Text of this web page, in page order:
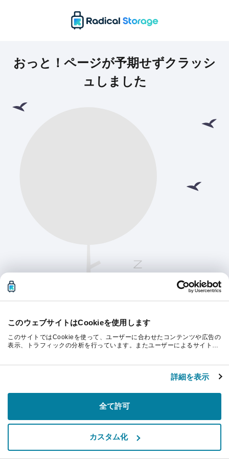
このウェブサイトはCookieを使用します
このサイトではCookieを使って、ユーザーに合わせたコンテンツや広告の
表示、トラフィックの分析を行っています。またユーザーによるサイトの
スを使用した際に収集された情報と組み合わされ、各パートナーによって
詳細を表示
全て許可
カスタム化
おっと！ページが予期せずクラッシ
ュしました
続行するにはページを更新してください。
リフレッシュ